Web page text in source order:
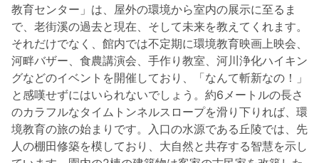
教育センター」は、屋外の環境から室内の展示に至るま
で、老街溪の過去と現在、そして未来を教えてくれます。
それだけでなく、館内では不定期に環境教育映画上映会、
河畔バザー、食農講演会、手作り教室、河川浄化ハイキン
グなどのイベントを開催しており、「なんて斬新なの！」
と感嘆せずにはいられないでしょう。約6メートルの長さ
のカラフルなタイムトンネルスロープを滑り下りれば、環
境教育の旅の始まりです。入口の水源である丘陵では、先
人の棚田修築を模しており、大自然と共存する智慧を示し